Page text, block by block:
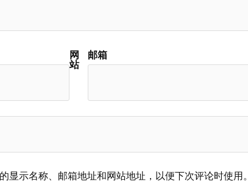
邮箱
网
站
显示名称、邮箱地址和网站地址，以便下次评论时使用。